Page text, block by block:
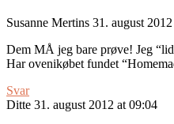
Susanne Mertins 31. august
Dem MÅ jeg bare prøve! Jeg
Har ovenikøbet fundet
Svar
Ditte 31. august 2012 at 09:04